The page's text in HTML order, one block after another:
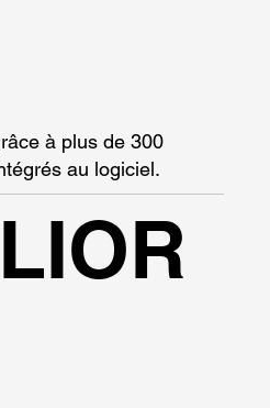
à plus de 300
au logiciel.